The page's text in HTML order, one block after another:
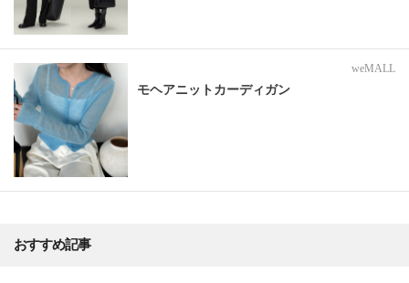
weMALL
モヘアニットカーディガン
おすすめ記事